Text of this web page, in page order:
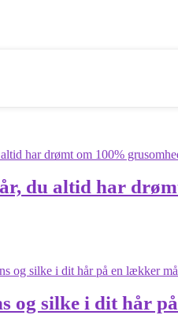
du altid har
og silke i dit hår